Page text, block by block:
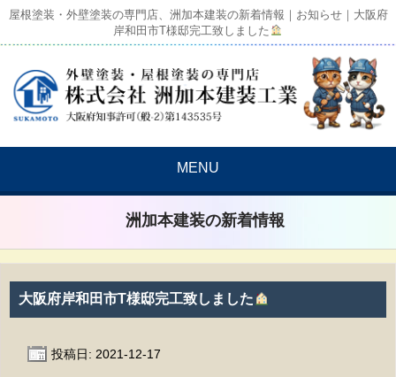
屋根塗装・外壁塗装の専門店、洲加本建装の新着情報｜お知らせ｜大阪府
岸和田市T様邸完工致しました
MENU
洲加本建装の新着情報
大阪府岸和田市T様邸完工致しました
投稿日: 2021-12-17